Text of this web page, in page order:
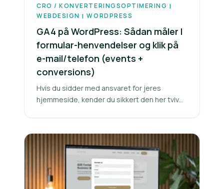
CRO / KONVERTERINGSOPTIMERING |
WEBDESIGN |WORDPRESS
GA4 på WordPress: Sådan måler I
formular-henvendelser og klik på
e-mail/telefon (events +
conversions)
Hvis du sidder med ansvaret for jeres
hjemmeside, kender du sikkert den her tviv...